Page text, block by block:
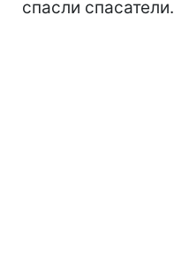
спасли спасатели.